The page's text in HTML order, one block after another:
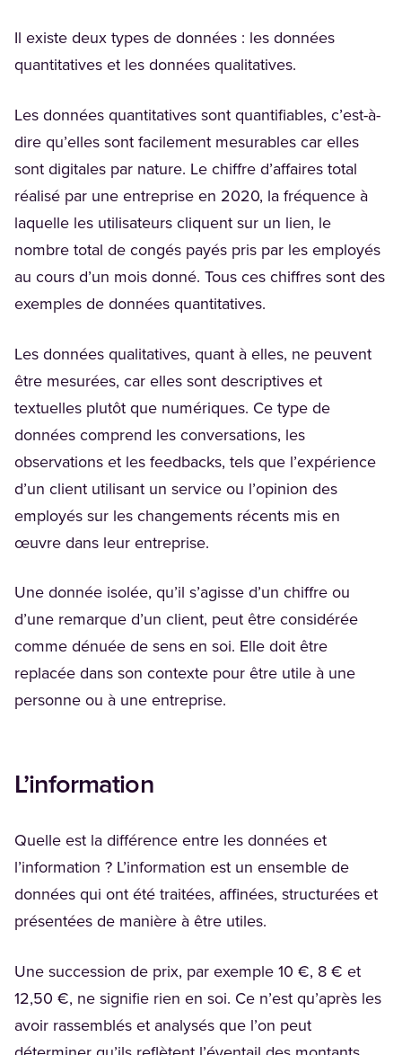
Il existe deux types de données : les données
quantitatives et les données qualitatives.
Les données quantitatives sont quantifiables, c’est-à-
dire qu’elles sont facilement mesurables car elles
sont digitales par nature. Le chiffre d’affaires total
réalisé par une entreprise en 2020, la fréquence à
laquelle les utilisateurs cliquent sur un lien, le
nombre total de congés payés pris par les employés
au cours d’un mois donné. Tous ces chiffres sont des
exemples de données quantitatives.
Les données qualitatives, quant à elles, ne peuvent
être mesurées, car elles sont descriptives et
textuelles plutôt que numériques. Ce type de
données comprend les conversations, les
observations et les feedbacks, tels que l’expérience
d’un client utilisant un service ou l’opinion des
employés sur les changements récents mis en
œuvre dans leur entreprise.
Une donnée isolée, qu’il s’agisse d’un chiffre ou
d’une remarque d’un client, peut être considérée
comme dénuée de sens en soi. Elle doit être
replacée dans son contexte pour être utile à une
personne ou à une entreprise.
L’information
Quelle est la différence entre les données et
l’information ? L’information est un ensemble de
données qui ont été traitées, affinées, structurées et
présentées de manière à être utiles.
Une succession de prix, par exemple 10 €, 8 € et
12,50 €, ne signifie rien en soi. Ce n’est qu’après les
avoir rassemblés et analysés que l’on peut